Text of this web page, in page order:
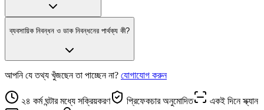
ব্যবসায়িক নিবন্ধন ও ডাক নিবন্ধনের পার্থক্য কী?
আপনি যে তথ্য খুঁজছেন তা পাচ্ছেন না? যোগাযোগ করুন
২৪ কর্ম ঘন্টার মধ্যে সক্রিয়করণ প্রিফেকচার অনুমোদিত
একই দিনে স্ক্যান